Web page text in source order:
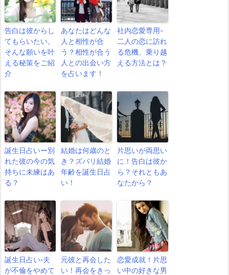
告白は彼からし
てもらいたい。
そんな願いを叶
える秘策をご紹
介
あなたはどんな
人と相性が合
う？相性が合う
人との出会い方
を占います！
社内恋愛専用-
二人の恋に訪れ
る危機、乗り越
える方法とは？
誕生日占いー別
れた彼の今の気
持ちに未練はあ
る？
結婚は何歳のと
き？ズバリ結婚
年齢を誕生日占
い！
片思いが両思い
に！告白は彼か
ら？それともあ
なたから？
誕生日占い‐夫
が不倫をやめて
元彼と再会した
い！再会をきっ
恋愛成就！片思
い中の好きな男